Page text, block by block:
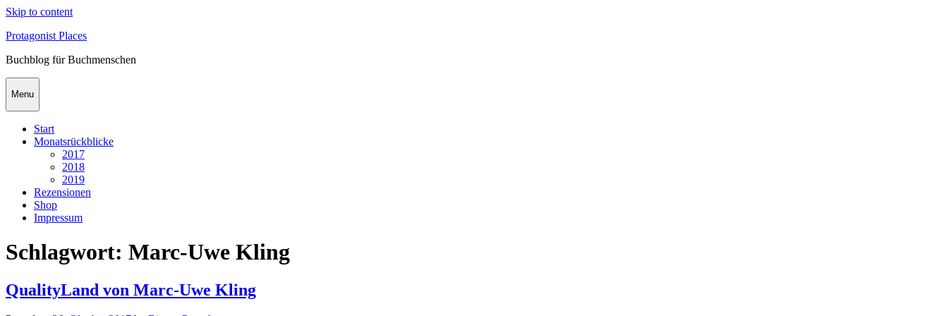
Skip to content
Protagonist Places
Buchblog für Buchmenschen
Menu
Start
Monatsrückblicke
2017
2018
2019
Rezensionen
Shop
Impressum
Schlagwort: Marc-Uwe Kling
QualityLand von Marc-Uwe Kling